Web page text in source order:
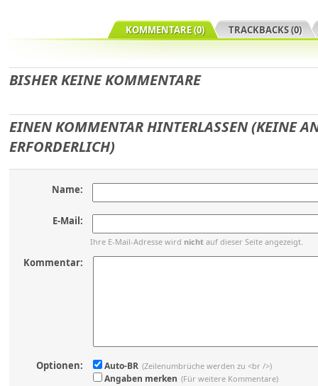
TRACKBACKS (0)
KOMMENTARE (0)
BISHER KEINE KOMMENTARE
EINEN KOMMENTAR HINTERLASSEN (KEINE
ERFORDERLICH)
Name:
E-Mail:
Ihre E-Mail-Adresse wird nicht auf dieser Seite angezeigt.
Kommentar:
Optionen: Auto-BR (Zeilenumbrüche werden zu <br />)
Angaben merken (Für weitere Kommentare)